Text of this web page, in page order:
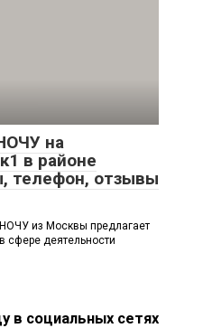
на
в районе
телефон, отзывы
из Москвы предлагает
сфере деятельности
в социальных сетях